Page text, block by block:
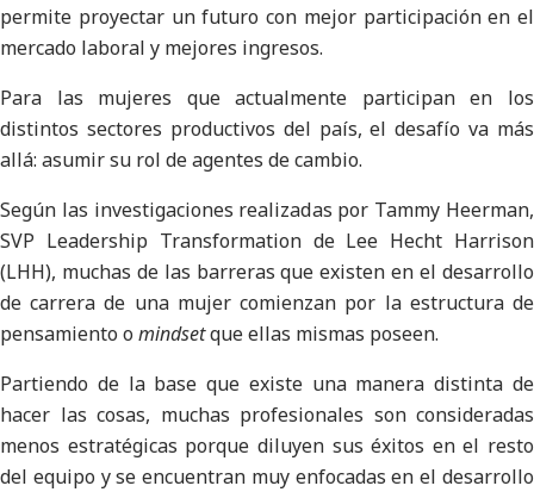
permite proyectar un futuro con mejor participación en el
mercado laboral y mejores ingresos.
Para las mujeres que actualmente participan en los
distintos sectores productivos del país, el desafío va más
allá: asumir su rol de agentes de cambio.
Según las investigaciones realizadas por Tammy Heerman,
SVP Leadership Transformation de Lee Hecht Harrison
(LHH), muchas de las barreras que existen en el desarrollo
de carrera de una mujer comienzan por la estructura de
pensamiento o mindsetque ellas mismas poseen.
Partiendo de la base que existe una manera distinta de
hacer las cosas, muchas profesionales son consideradas
menos estratégicas porque diluyen sus éxitos en el resto
del equipo y se encuentran muy enfocadas en el desarrollo